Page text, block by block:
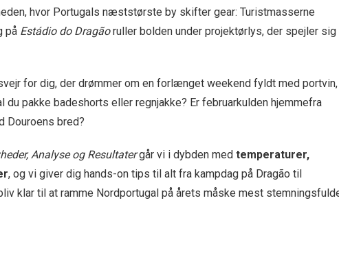
hvor Portugals næststørste by skifter gear: Turistmasserne
på Estádio do Dragãoruller bolden under projektørlys, der spejler sig
for dig, der drømmer om en forlænget weekend fyldt med portvin,
du pakke badeshorts eller regnjakke? Er februarkulden hjemmefra
Douroens bred?
Analyse og Resultatergår vi i dybden med temperaturer,
, og vi giver dig hands-on tips til alt fra kampdag på Dragão til
klar til at ramme Nordportugal på årets måske mest